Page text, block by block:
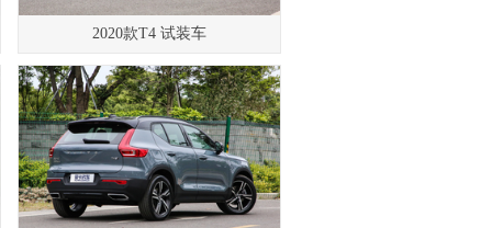
2020款T4 试装车